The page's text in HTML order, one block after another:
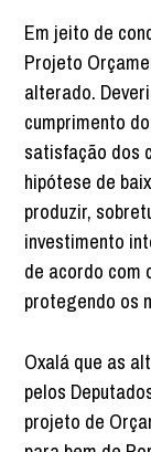
Em jeito de
Projeto
alterado.
cumprimento
satisfação dos
hipótese de
produzir,
investimento
de acordo com
protegendo os
Oxalá que as
pelos
projeto de